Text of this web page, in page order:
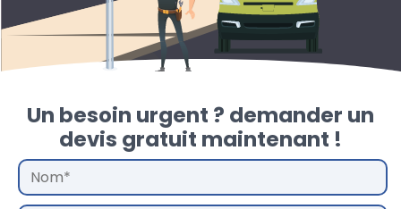
Un besoin urgent ? demander un
devis gratuit maintenant !